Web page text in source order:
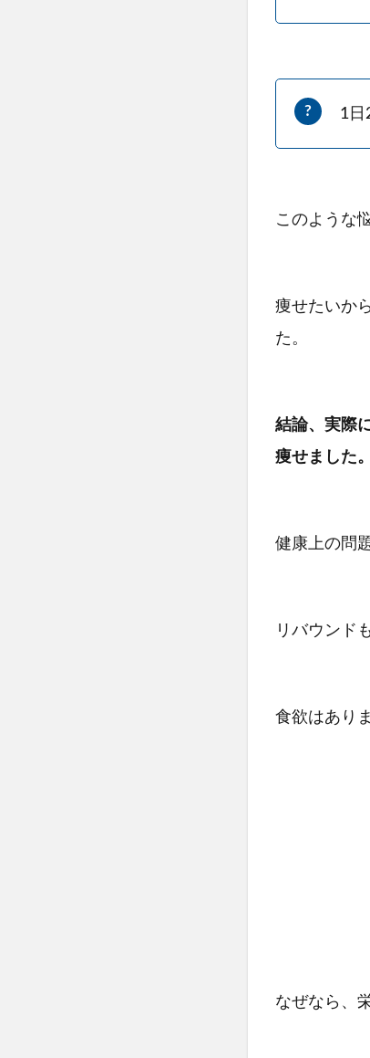
1日
このような
痩せたいか
た。
結論、実際
痩せました。
健康上の問
リバウンド
食欲はあり
なぜなら、